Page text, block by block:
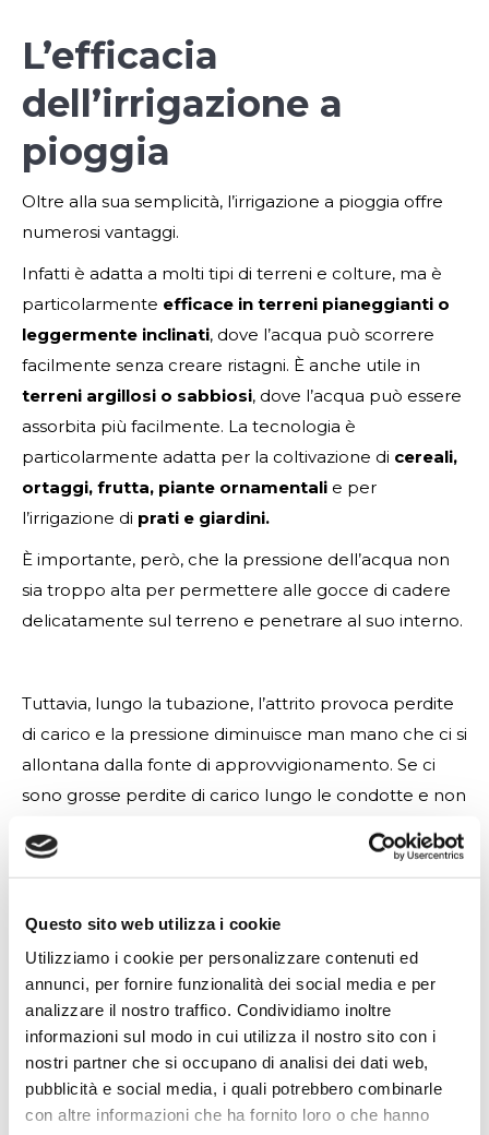
Questo sito web utilizza i cookie
Utilizziamo i cookie per personalizzare contenuti ed
annunci, per fornire funzionalità dei social media e per
analizzare il nostro traffico. Condividiamo inoltre
informazioni sul modo in cui utilizza il nostro sito con i
nostri partner che si occupano di analisi dei dati web,
pubblicità e social media, i quali potrebbero combinarle
con altre informazioni che ha fornito loro o che hanno
L’efficacia
dell’irrigazione a
pioggia
Oltre alla sua semplicità, l’irrigazione a pioggia offre
numerosi vantaggi.
Infatti è adatta a molti tipi di terreni e colture, ma è
particolarmente efficace in terreni pianeggianti o
leggermente inclinati, dove l’acqua può scorrere
facilmente senza creare ristagni. È anche utile in
terreni argillosi o sabbiosi, dove l’acqua può essere
assorbita più facilmente. La tecnologia è
particolarmente adatta per la coltivazione di cereali,
ortaggi, frutta, piante ornamentali e per
l’irrigazione di prati e giardini.
È importante, però, che la pressione dell’acqua non
sia troppo alta per permettere alle gocce di cadere
delicatamente sul terreno e penetrare al suo interno.
Tuttavia, lungo la tubazione, l’attrito provoca perdite
di carico e la pressione diminuisce man mano che ci si
allontana dalla fonte di approvvigionamento. Se ci
sono grosse perdite di carico lungo le condotte e non
nell’area di irrigazione sarà disomogenea, con
pianta più lontana dalla fonte idrica riceverà meno
acqua rispetto alle altre, e per ovviare a ciò si dovrà
dare un surplus di acqua alla pianta più vicina, con
ulteriori sprechi. Pertanto, un sistema di irrigazione a
pioggia progettato per minimizzare queste
disomogeneità è essenziale perevitare sprechi di
acqua.